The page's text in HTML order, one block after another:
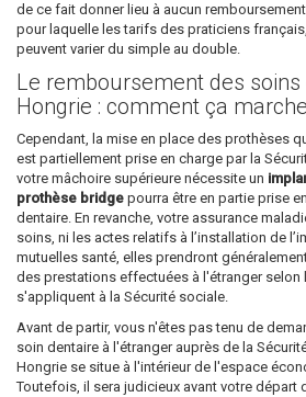
de ce fait donner lieu à aucun
pour laquelle les tarifs des praticiens
peuvent varier du simple au double.
Le remboursement des soins
Hongrie : comment ça
Cependant, la mise en place des prothèses
est partiellement prise en charge par la
votre mâchoire supérieure nécessite un
prothèse bridge pourra être en partie prise
dentaire. En revanche, votre assurance
soins, ni les actes relatifs à l’installation de
mutuelles santé, elles prendront
des prestations effectuées à l'étranger selon
s'appliquent à la Sécurité sociale.
Avant de partir, vous n'êtes pas tenu de
soin dentaire à l'étranger auprès de la
Hongrie se situe à l'intérieur de l'espace
Toutefois, il sera judicieux avant votre départ